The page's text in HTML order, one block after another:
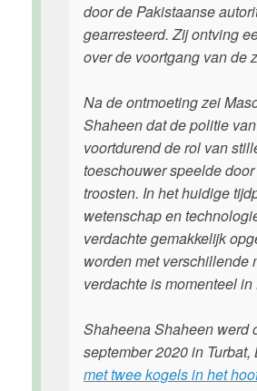
door de Pakistaanse
gearresteerd. Zij ontving
over de voortgang van de
Na de ontmoeting zei
Shaheen dat de politie
voortdurend de rol van
toeschouwer speelde
troosten. In het huidige
wetenschap en
verdachte gemakkelijk
worden met verschillende
verdachte is momenteel in
Shaheena Shaheen werd
september 2020 in Turbat,
met twee kogels in het